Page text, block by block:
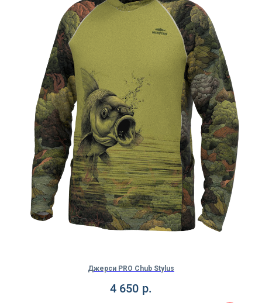
Джерси PRO Chub Stylus
4 650 р.